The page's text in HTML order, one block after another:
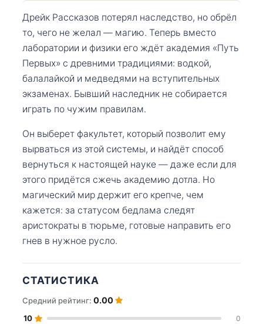
Дрейк Рассказов потерял наследство, но обрёл
то, чего не желал — магию. Теперь вместо
лаборатории и физики его ждёт академия «Путь
Первых» с древними традициями: водкой,
балалайкой и медведями на вступительных
экзаменах. Бывший наследник не собирается
играть по чужим правилам.
Он выберет факультет, который позволит ему
вырваться из этой системы, и найдёт способ
вернуться к настоящей науке — даже если для
этого придётся сжечь академию дотла. Но
магический мир держит его крепче, чем
кажется: за статусом бедлама следят
аристократы в тюрьме, готовые направить его
гнев в нужное русло.
СТАТИСТИКА
Средний рейтинг: 0.00
10 0